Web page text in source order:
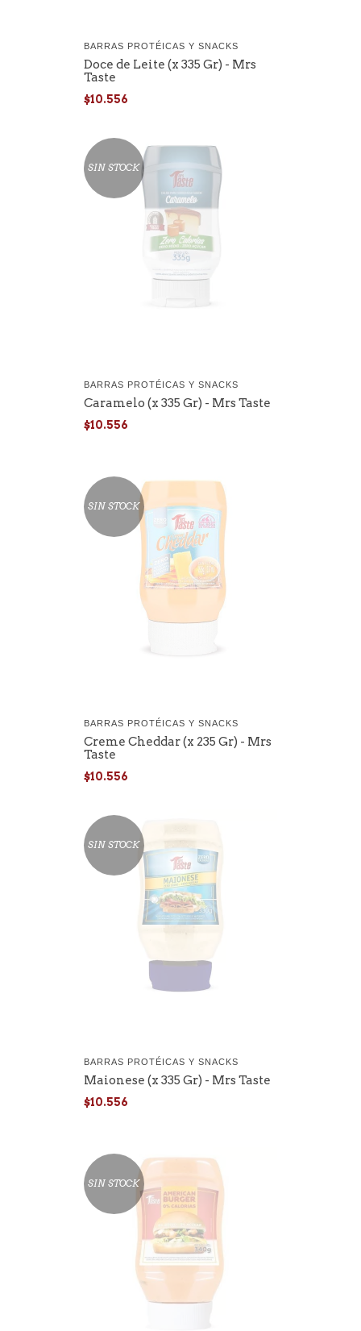
BARRAS PROTÉICAS Y SNACKS
Doce de Leite (x 335 Gr) - Mrs
Taste
$10.556
SIN STOCK
BARRAS PROTÉICAS Y SNACKS
Caramelo (x 335 Gr) - Mrs Taste
$10.556
SIN STOCK
BARRAS PROTÉICAS Y SNACKS
Creme Cheddar (x 235 Gr) - Mrs
Taste
$10.556
SIN STOCK
BARRAS PROTÉICAS Y SNACKS
Maionese (x 335 Gr) - Mrs Taste
$10.556
SIN STOCK